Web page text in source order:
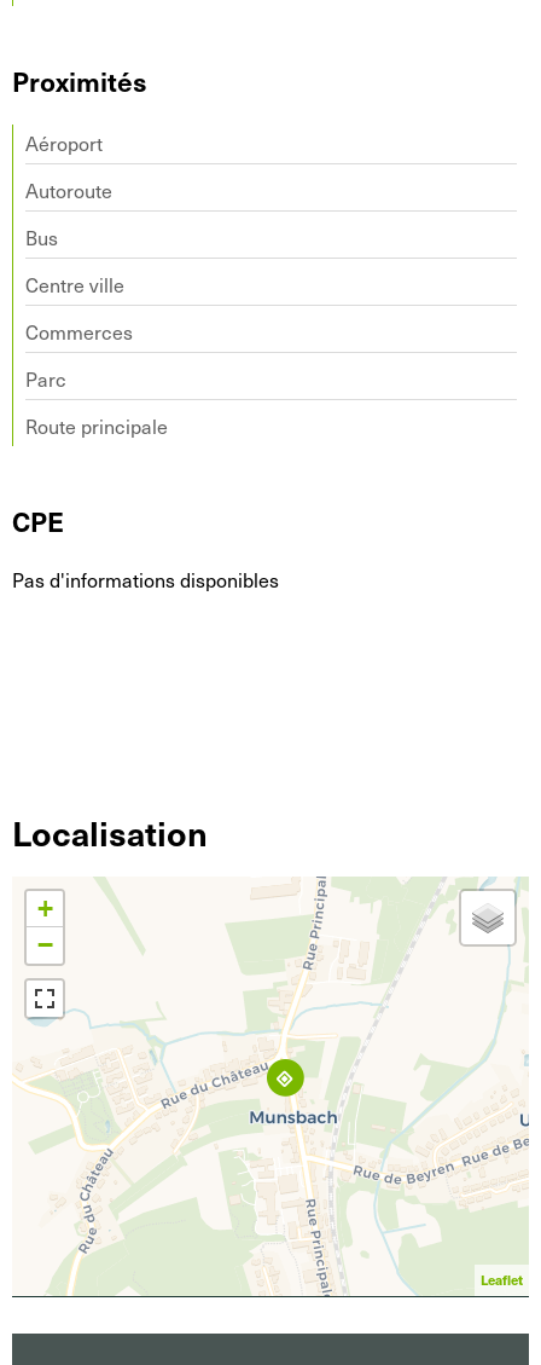
Proximités
Aéroport
Autoroute
Bus
Centre ville
Commerces
Parc
Route principale
CPE
Pas d'informations disponibles
Localisation
+
−
Leaflet